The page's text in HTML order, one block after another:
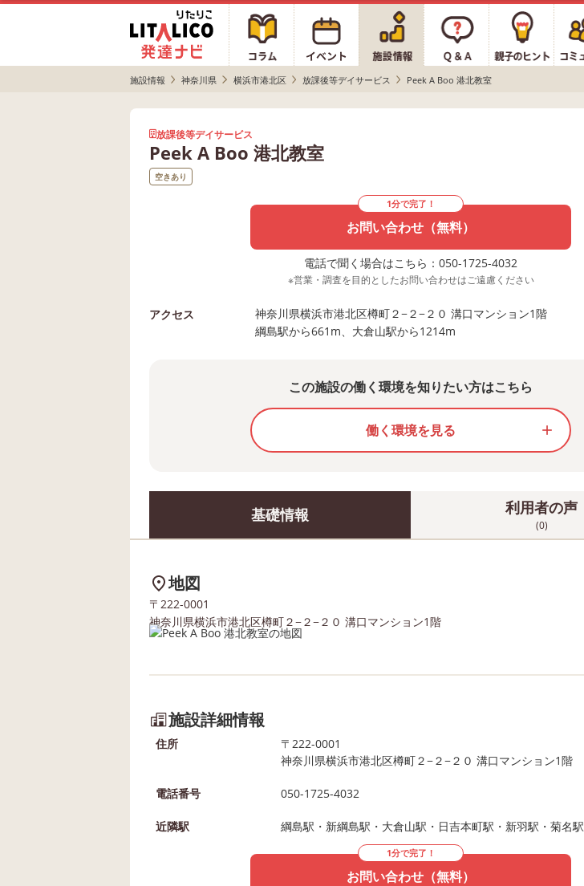
施設情報 神奈川県 横浜市港北区 放課後等デイサービス Peek A Boo 港北教室
放課後等デイサービス
Peek A Boo 港北教室
空きあり
1分で完了！
お問い合わせ（無料）
電話で聞く場合はこちら：050-1725-4032
※営業・調査を目的としたお問い合わせはご遠慮ください
アクセス
神奈川県横浜市港北区樽町２−２−２０ 溝口マンション1階
綱島駅から661m、大倉山駅から1214m
この施設の働く環境を知りたい方はこちら
働く環境を見る add
基礎情報 利用者の声
(0)
地図
〒222-0001
神奈川県横浜市港北区樽町２−２−２０ 溝口マンション1階
施設詳細情報
住所
〒222-0001
神奈川県横浜市港北区樽町２−２−２０ 溝口マンション1階
電話番号 050-1725-4032
近隣駅 綱島駅・新綱島駅・大倉山駅・日吉本町駅・新羽駅・菊名駅
1分で完了！
お問い合わせ（無料）